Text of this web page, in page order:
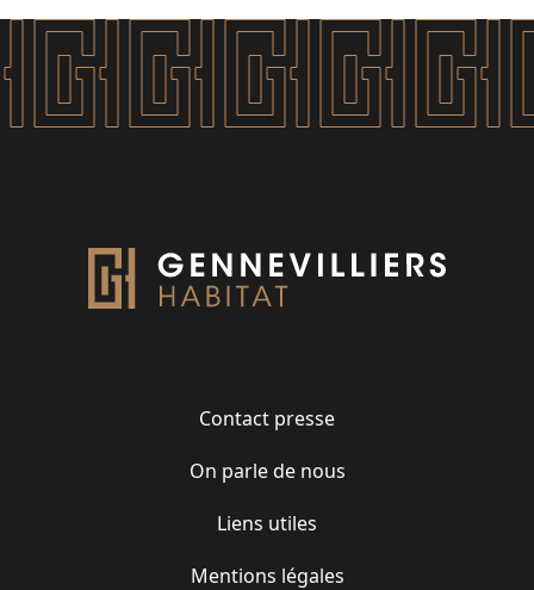
Contact presse
On parle de nous
Liens utiles
Mentions légales